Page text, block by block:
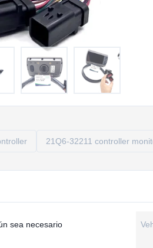
21Q6-32211 controller
sea necesario